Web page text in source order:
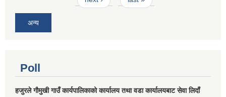
अन्य
Poll
हजुरले गौमुखी गाउँ कार्यपालिकाको कार्यालय तथा वडा कार्यालयबाट सेवा लिदाँ